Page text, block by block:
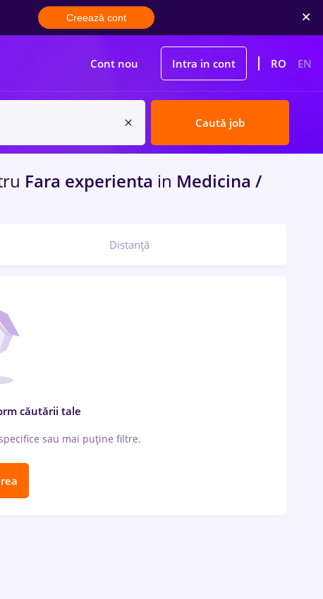
Creează cont
Cont nou Intra in cont RO EN
Caută job
Fara experienta in Medicina /
Distanță
căutării tale
sau mai puține filtre.